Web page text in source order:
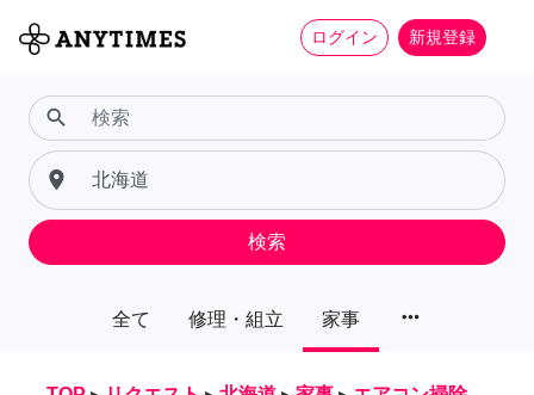
ログイン 新規登録
全て 修理・組立 家事 more_horiz
search
place
検索